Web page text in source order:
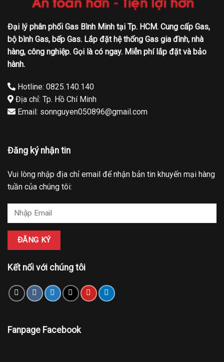
Đại lý phân phối Gas Bình Minh tại Tp. HCM. Cung cấp Gas,
bộ bình Gas, bếp Gas. Lắp đặt hệ thống Gas gia đình, nhà
hàng, công nghiệp. Gọi là có ngay. Miễn phí lắp đặt và bảo
hành.
Hotline: 0825.140.140
Địa chỉ: Tp. Hồ Chí Minh
Email: sonnguyen050896@gmail.com
Đăng ký nhận tin
Vui lòng nhập địa chỉ email để nhận bản tin khuyến mại hàng
tuần của chúng tôi:
Kết nối với chúng tôi
Fanpage Facebook